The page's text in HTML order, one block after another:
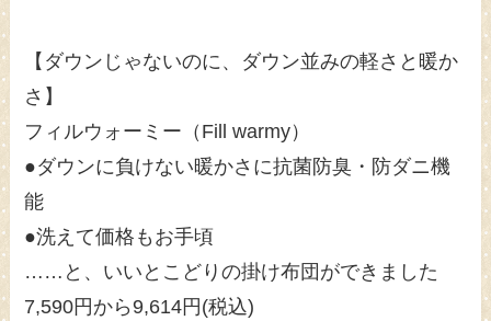
【ダウンじゃないのに、ダウン並みの軽さと暖か
さ】
フィルウォーミー（Fill warmy）
●ダウンに負けない暖かさに抗菌防臭・防ダニ機
能
●洗えて価格もお手頃
……と、いいとこどりの掛け布団ができました
7,590円から9,614円(税込)